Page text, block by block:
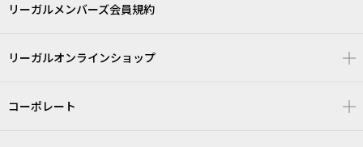
リーガルメンバーズ会員規約
リーガルオンラインショップ
コーポレート